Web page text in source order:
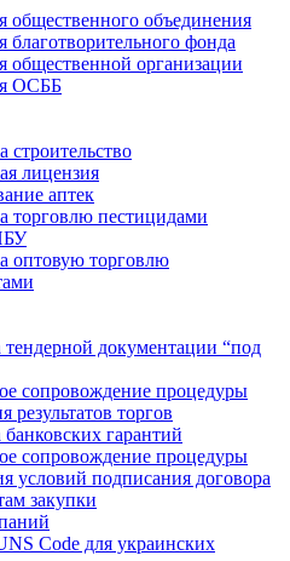
общественного объединения
благотворительного фонда
общественной организации
ОСББ
строительство
лицензия
аптек
торговлю пестицидами
оптовую торговлю
тендерной документации “под
сопровождение процедуры
результатов торгов
гарантий
сопровождение процедуры
условий подписания договора
закупки
Code для украинских